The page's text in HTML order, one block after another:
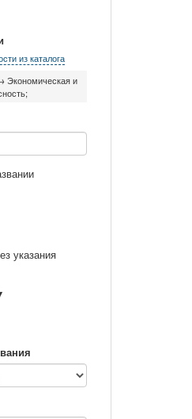
из каталога
Экономическая и
указания